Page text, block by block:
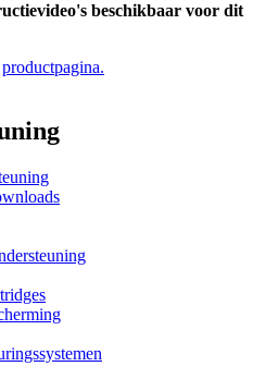
beschikbaar voor dit
productpagina.